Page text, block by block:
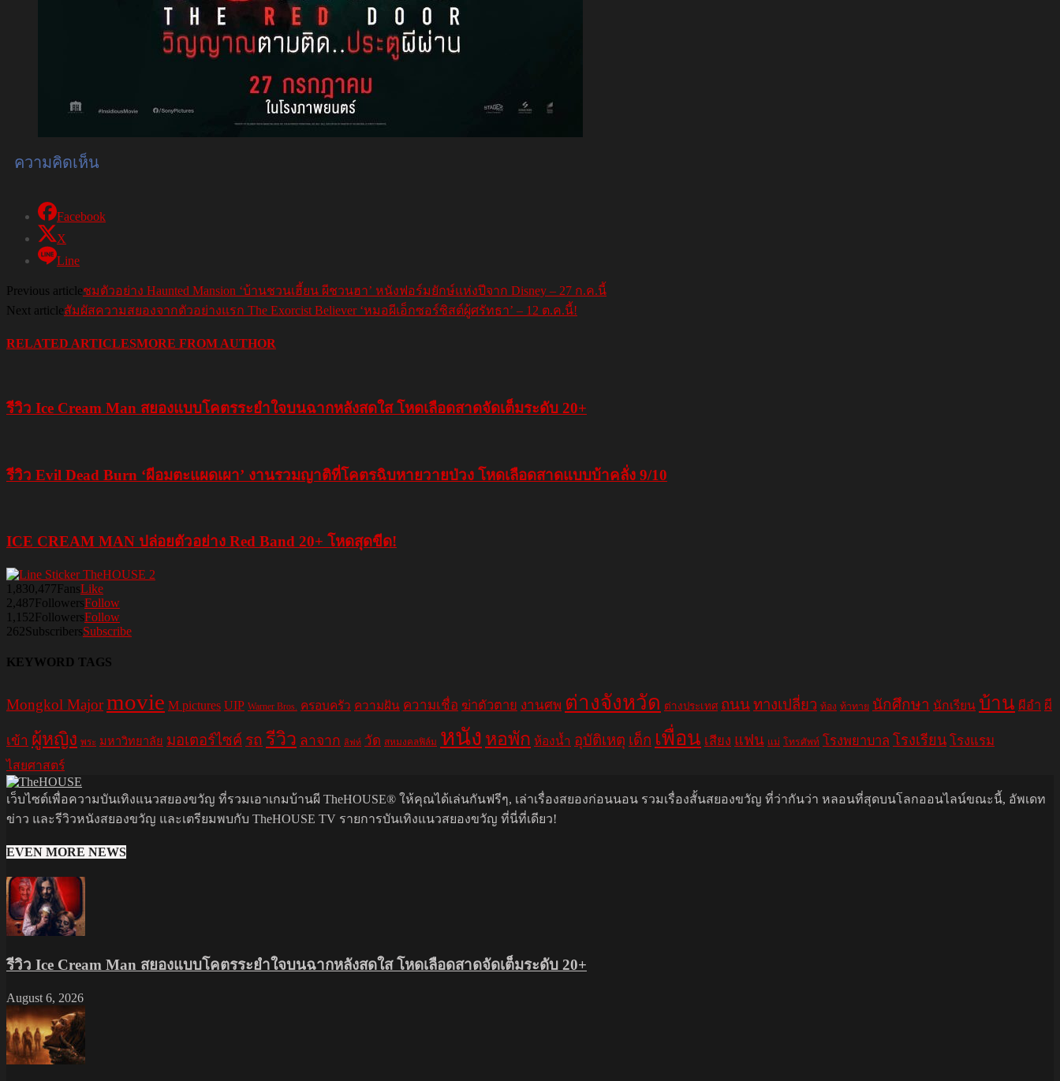
ความคิดเห็น
Facebook
X
Line
Previous articleชมตัวอย่าง Haunted Mansion ‘บ้านชวนเฮี้ยน ผีชวนฮา’ หนังฟอร์มยักษ์แห่งปีจาก Disney – 27 ก.ค.นี้
Next articleสัมผัสความสยองจากตัวอย่างแรก The Exorcist Believer ‘หมอผีเอ็กซอร์ซิสต์ผู้ศรัทธา’ – 12 ต.ค.นี้!
RELATED ARTICLESMORE FROM AUTHOR
รีวิว Ice Cream Man สยองแบบโคตรระยำใจบนฉากหลังสดใส โหดเลือดสาดจัดเต็มระดับ 20+
รีวิว Evil Dead Burn ‘ผีอมตะแผดเผา’ งานรวมญาติที่โคตรฉิบหายวายป่วง โหดเลือดสาดแบบบ้าคลั่ง 9/10
ICE CREAM MAN ปล่อยตัวอย่าง Red Band 20+ โหดสุดขีด!
1,830,477FansLike
2,487FollowersFollow
1,152FollowersFollow
262SubscribersSubscribe
KEYWORD TAGS
Mongkol Majormovie M pictures UIP Warner Bros. ครอบครัว ความฝัน ความเชื่อ ฆ่าตัวตาย งานศพ ต่างจังหวัด ต่างประเทศ ถนนทางเปลี่ยว ท้อง ท้าทาย นักศึกษา นักเรียน บ้าน ผีอำ ผี
เข้า ผู้หญิง พระ มหาวิทยาลัย มอเตอร์ไซค์ รถ รีวิว ลาจาก ลิฟท์ วัด สหมงคลฟิล์ม หนัง หอพัก ห้องน้ำ อุบัติเหตุ เด็ก เพื่อน เสียง แฟน แม่ โทรศัพท์ โรงพยาบาล โรงเรียน โรงแรม
ไสยศาสตร์
เว็บไซต์เพื่อความบันเทิงแนวสยองขวัญ ที่รวมเอาเกมบ้านผี TheHOUSE® ให้คุณได้เล่นกันฟรีๆ, เล่าเรื่องสยองก่อนนอน รวมเรื่องสั้นสยองขวัญ ที่ว่ากันว่า หลอนที่สุดบนโลกออนไลน์ขณะนี้, อัพเดท
ข่าว และรีวิวหนังสยองขวัญ และเตรียมพบกับ TheHOUSE TV รายการบันเทิงแนวสยองขวัญ ที่นี่ที่เดียว!
EVEN MORE NEWS
รีวิว Ice Cream Man สยองแบบโคตรระยำใจบนฉากหลังสดใส โหดเลือดสาดจัดเต็มระดับ 20+
August 6, 2026